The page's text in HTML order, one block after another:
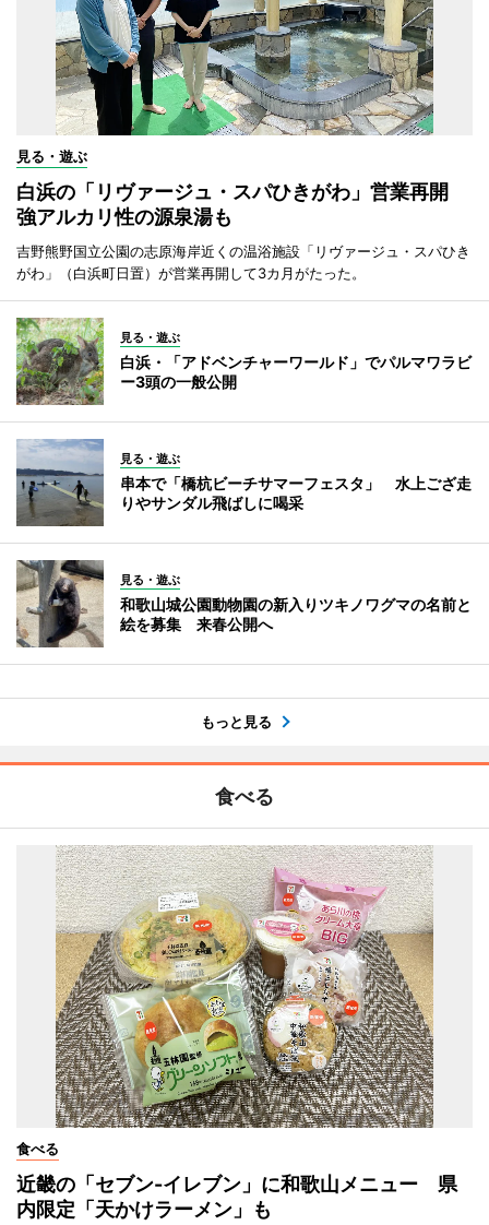
見る・遊ぶ
白浜の「リヴァージュ・スパひきがわ」営業再開
強アルカリ性の源泉湯も
吉野熊野国立公園の志原海岸近くの温浴施設「リヴァージュ・スパひき
がわ」（白浜町日置）が営業再開して3カ月がたった。
見る・遊ぶ
白浜・「アドベンチャーワールド」でパルマワラビ
ー3頭の一般公開
見る・遊ぶ
串本で「橋杭ビーチサマーフェスタ」 水上ござ走
りやサンダル飛ばしに喝采
見る・遊ぶ
和歌山城公園動物園の新入りツキノワグマの名前と
絵を募集 来春公開へ
もっと見る
食べる
食べる
近畿の「セブン-イレブン」に和歌山メニュー 県
内限定「天かけラーメン」も